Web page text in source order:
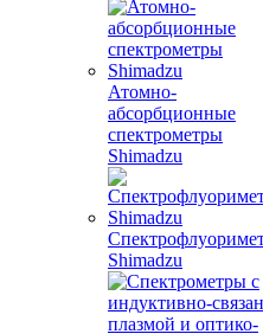
Атомно-
абсорбционные
спектрометры
Shimadzu
Shimadzu